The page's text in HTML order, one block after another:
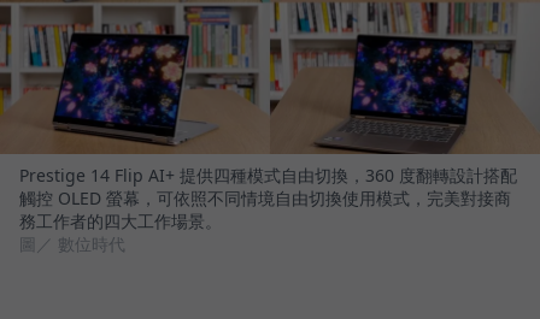
Prestige 14 Flip AI+ 提供四種模式自由切換，360 度翻轉設計搭配
觸控 OLED 螢幕，可依照不同情境自由切換使用模式，完美對接商
務工作者的四大工作場景。
圖／ 數位時代